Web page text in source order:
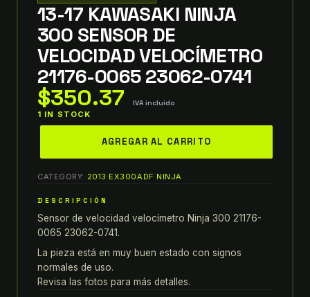
13-17 KAWASAKI NINJA
300 SENSOR DE
VELOCIDAD VELOCÍMETRO
21176-0065 23062-0741
$350.37 IVA incluido
1 IN STOCK
ninja
300
SENSOR
DE
VELOCIDAD
VELOCÍMETRO
21176-
AGREGAR AL CARRITO
CATEGORY: 2013 EX300ADF NINJA
DESCRIPCIÓN
Sensor de velocidad velocímetro Ninja 300 21176-
0065 23062-0741.
La pieza está en muy buen estado con signos
normales de uso.
Revisa las fotos para más detalles.